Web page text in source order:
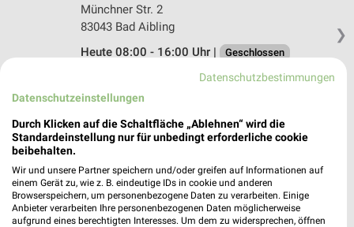
❯
Münchner Str. 2
83043 Bad Aibling
Heute 08:00 - 16:00 Uhr |
Geschlossen
527,11 km • Angebote: 3 Prospekte
Rossmann Brannenburg
Nußdorfer Str. 31
Heute 08:00 - 20:00 Uhr | Geöffnet
539,80 km • Angebote: 3 Prospekte
Datenschutzbestimmungen
Datenschutzeinstellungen
Durch Klicken auf die Schaltfläche „Ablehnen“ wird die
Standardeinstellung nur für unbedingt erforderliche cookie
beibehalten.
Wir und unsere Partner speichern und/oder greifen auf Informationen auf
einem Gerät zu, wie z. B. eindeutige IDs in cookie und anderen
Browserspeichern, um personenbezogene Daten zu verarbeiten. Einige
Anbieter verarbeiten Ihre personenbezogenen Daten möglicherweise
aufgrund eines berechtigten Interesses. Um dem zu widersprechen, öffnen